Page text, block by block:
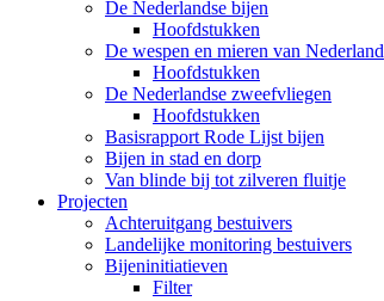
De Nederlandse bijen
Hoofdstukken
De wespen en mieren van Nederland
Hoofdstukken
De Nederlandse zweefvliegen
Hoofdstukken
Basisrapport Rode Lijst bijen
Bijen in stad en dorp
Van blinde bij tot zilveren fluitje
Projecten
Achteruitgang bestuivers
Landelijke monitoring bestuivers
Bijeninitiatieven
Filter